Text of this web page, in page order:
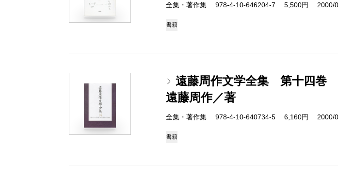
全集・著作集 978-4-10-646204-7 5,500円 2000/
書籍
遠藤周作文学全集 第十四
遠藤周作／著
全集・著作集 978-4-10-640734-5 6,160円 2000/
書籍